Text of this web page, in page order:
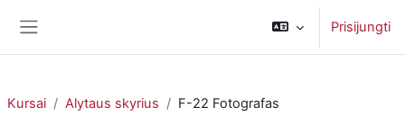
Prisijungti
Kursai Alytaus skyrius F-22 Fotografas